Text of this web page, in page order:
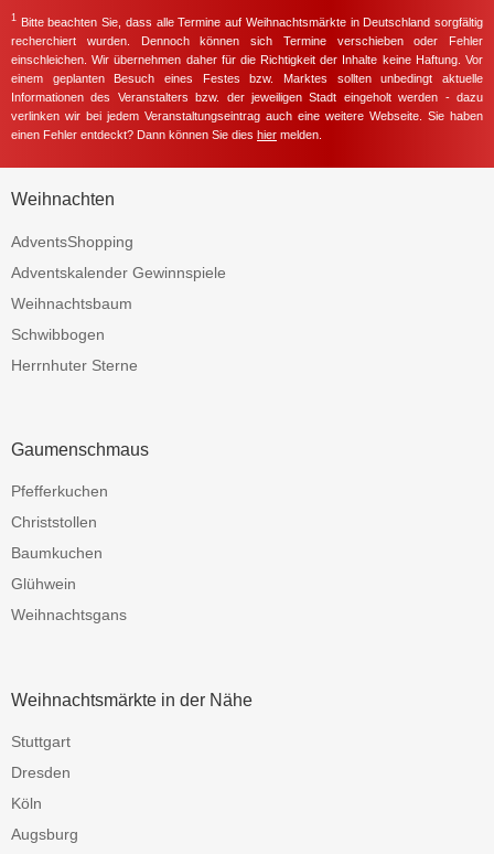
1 Bitte beachten Sie, dass alle Termine auf Weihnachtsmärkte in Deutschland sorgfältig
recherchiert wurden. Dennoch können sich Termine verschieben oder Fehler
einschleichen. Wir übernehmen daher für die Richtigkeit der Inhalte keine Haftung. Vor
einem geplanten Besuch eines Festes bzw. Marktes sollten unbedingt aktuelle
Informationen des Veranstalters bzw. der jeweiligen Stadt eingeholt werden - dazu
verlinken wir bei jedem Veranstaltungseintrag auch eine weitere Webseite. Sie haben
einen Fehler entdeckt? Dann können Sie dies hier melden.
Weihnachten
AdventsShopping
Adventskalender Gewinnspiele
Weihnachtsbaum
Schwibbogen
Herrnhuter Sterne
Gaumenschmaus
Pfefferkuchen
Christstollen
Baumkuchen
Glühwein
Weihnachtsgans
Weihnachtsmärkte in der Nähe
Stuttgart
Dresden
Köln
Augsburg